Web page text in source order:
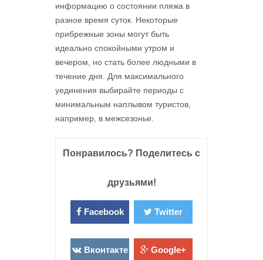
информацию о состоянии пляжа в
разное время суток. Некоторые
прибрежные зоны могут быть
идеально спокойными утром и
вечером, но стать более людными в
течение дня. Для максимального
уединения выбирайте периоды с
минимальным наплывом туристов,
например, в межсезонье.
Понравилось? Поделитесь с
друзьями!
Facebook Twitter
Вконтакте Google+